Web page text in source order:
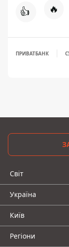
👍 🔥
ПРИВАТБАНК
Світ
Україна
Київ
Регіони